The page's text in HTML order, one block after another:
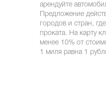
арендуйте
Предложение
городов и стран,
проката. На карту
менее 10% от
1 миля равна 1